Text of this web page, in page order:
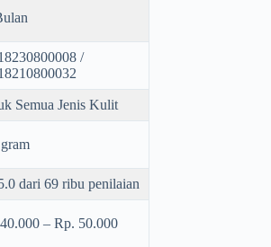
/
Semua Jenis Kulit
dari 69 ribu penilaian
– Rp. 50.000